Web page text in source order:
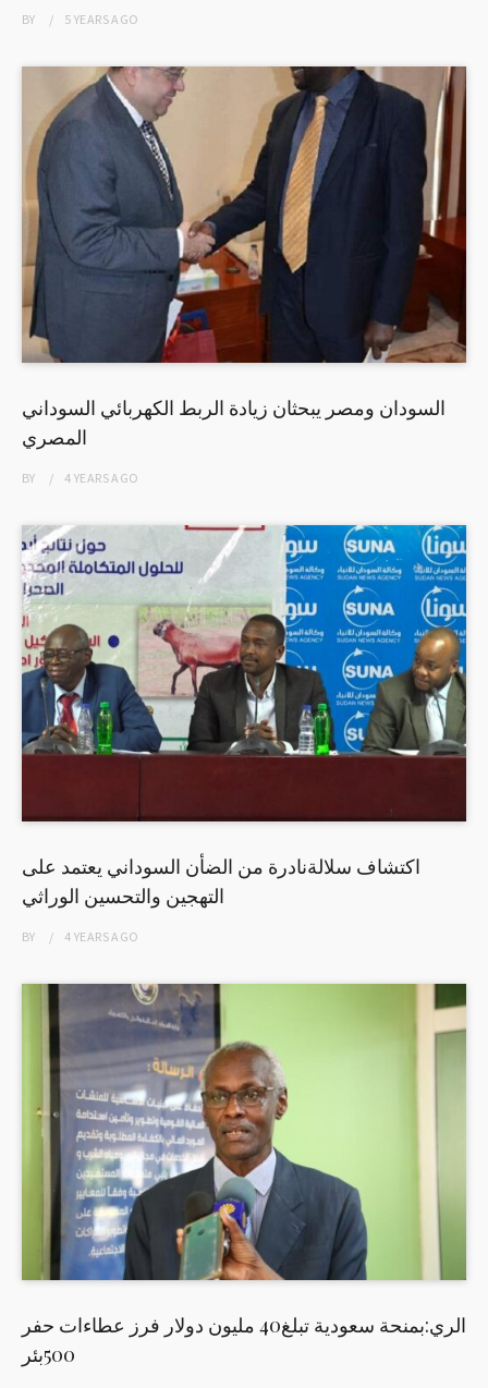
BY 5 YEARSAGO
السودان ومصر يبحثان زيادة الربط الكهربائي السوداني
المصري
BY 4 YEARSAGO
اكتشاف سلالةنادرة من الضأن السوداني يعتمد على
التهجين والتحسين الوراثي
BY 4 YEARSAGO
الري:بمنحة سعودية تبلغ40 مليون دولار فرز عطاءات حفر
500بئر